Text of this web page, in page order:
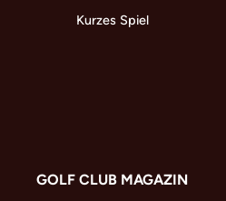
Kurzes Spiel
GOLF CLUB MAGAZIN